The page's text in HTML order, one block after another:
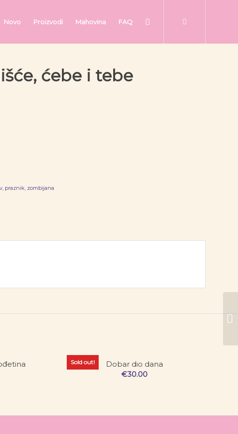
Novo Proizvodi Mahovina FAQ
ćebe i tebe
, praznik, zombijana
Sold out!
Dobar dio dana
€30.00